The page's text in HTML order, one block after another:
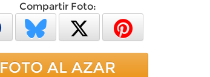
Compartir Foto:
FOTO AL AZAR